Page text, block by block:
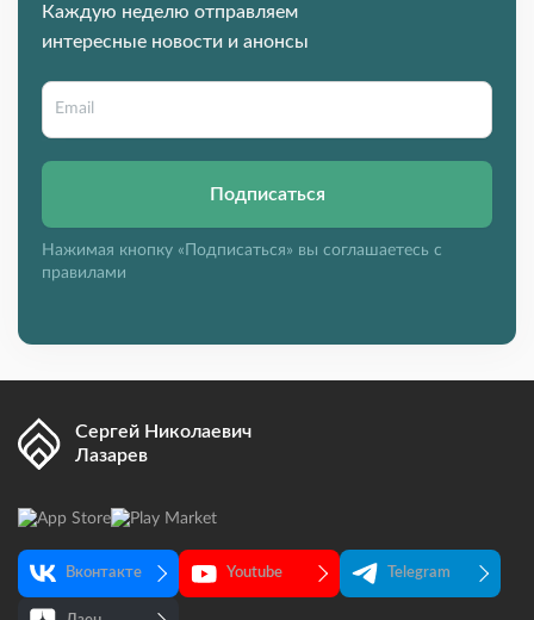
Каждую неделю отправляем
интересные новости и анонсы
Подписаться
Нажимая кнопку «Подписаться» вы соглашаетесь с
правилами
Сергей Николаевич
Лазарев
Вконтакте Youtube Telegram